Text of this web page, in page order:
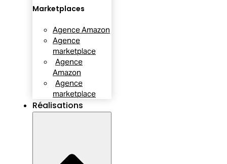
Marketplaces
Agence Amazon
Agence
marketplace
Agence
Amazon
Agence
marketplace
Réalisations